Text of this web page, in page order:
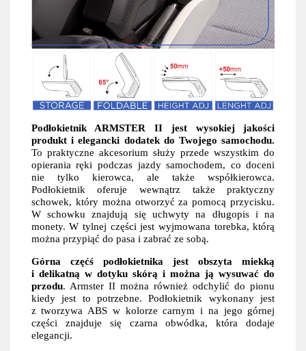
Podłokietnik ARMSTER II jest wysokiej jakości
produkt i elegancki dodatek do Twojego samochodu.
To praktyczne akcesorium służy przede wszystkim do
opierania ręki podczas jazdy samochodem, co doceni
nie tylko kierowca, ale także współkierowca.
Podłokietnik oferuje wewnątrz także praktyczny
schowek, który można otworzyć za pomocą przycisku.
W schowku znajdują się uchwyty na długopis i na
monety. W tylnej części jest wyjmowana torebka, którą
można przypiąć do pasa i zabrać ze sobą.
Górna częćś podłokietnika jest obszyta miekką
i delikatną w dotyku skórą i można ją wysuwać do
przodu. Armster II można również odchylić do pionu
kiedy jest to potrzebne. Podłokietnik wykonany jest
z tworzywa ABS w kolorze carnym i na jego górnej
części znajduje się czarna obwódka, która dodaje
elegancji.